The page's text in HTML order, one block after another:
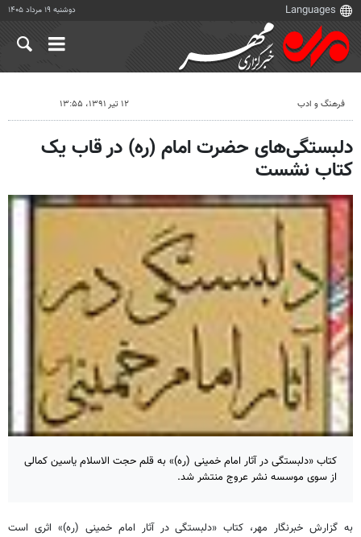
دوشنبه ۱۹ مرداد ۱۴۰۵
فرهنگ و ادب ۱۲ تیر ۱۳۹۱، ۱۳:۵۵
دلبستگی‌های حضرت امام (ره) در قاب یک
کتاب نشست
کتاب «دلبستگی در آثار امام خمینی (ره)» به قلم حجت الاسلام یاسین کمالی
از سوی موسسه نشر عروج منتشر شد.
به گزارش خبرنگار مهر، کتاب «دلبستگی در آثار امام خمینی (ره)» اثری است